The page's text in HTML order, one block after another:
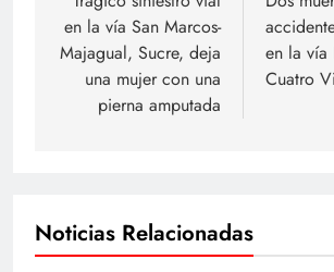
entradas
en la vía San Marcos-
Majagual, Sucre, deja
una mujer con una
pierna amputada
en la vía
Cuatro
Noticias Relacionadas